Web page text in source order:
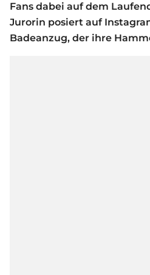
Fans dabei auf dem
Jurorin posiert auf
Badeanzug, der ihre